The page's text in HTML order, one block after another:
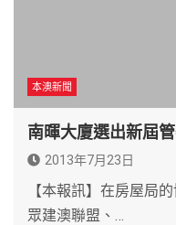
本澳新聞
南暉大廈選出新屆
2013年7月23日
【本報訊】在房屋局
眾建澳聯盟、…